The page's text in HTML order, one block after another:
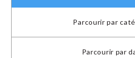
Parcourir par
Parcourir par